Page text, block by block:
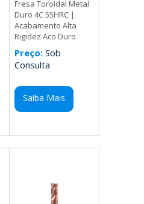
Fresa Toroidal Metal
Duro 4C 55HRC |
Acabamento Alta
Rigidez Aco Duro
Preço:Sob
Consulta
Saiba Mais